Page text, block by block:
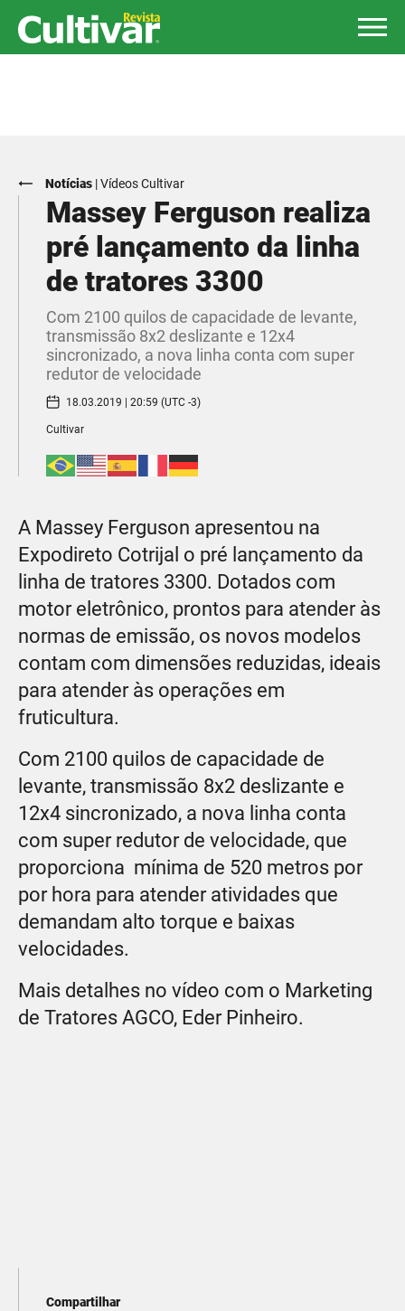
Notícias |Vídeos Cultivar
Massey Ferguson realiza
pré lançamento da linha
de tratores 3300
Com 2100 quilos de capacidade de levante,
transmissão 8x2 deslizante e 12x4
sincronizado, a nova linha conta com super
redutor de velocidade
18.03.2019 | 20:59 (UTC -3)
Cultivar
A Massey Ferguson apresentou na
Expodireto Cotrijal o pré lançamento da
linha de tratores 3300. Dotados com
motor eletrônico, prontos para atender às
normas de emissão, os novos modelos
contam com dimensões reduzidas, ideais
para atender às operações em
fruticultura.
Com 2100 quilos de capacidade de
levante, transmissão 8x2 deslizante e
12x4 sincronizado, a nova linha conta
com super redutor de velocidade, que
proporciona mínima de 520 metros por
por hora para atender atividades que
demandam alto torque e baixas
velocidades.
Mais detalhes no vídeo com o Marketing
de Tratores AGCO, Eder Pinheiro.
Compartilhar